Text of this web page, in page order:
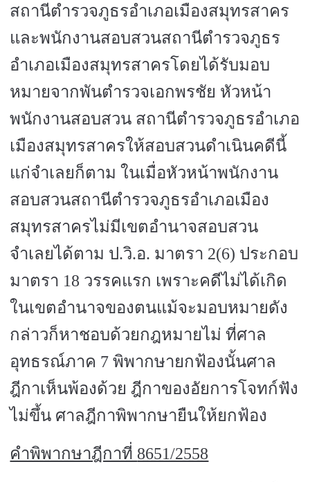
สถานีตำรวจภูธรอำเภอเมืองสมุทรสาคร
และพนักงานสอบสวนสถานีตำรวจภูธร
อำเภอเมืองสมุทรสาครโดยได้รับมอบ
หมายจากพันตำรวจเอกพรชัย หัวหน้า
พนักงานสอบสวน สถานีตำรวจภูธรอำเภอ
เมืองสมุทรสาครให้สอบสวนดำเนินคดีนี้
แก่จำเลยก็ตาม ในเมื่อหัวหน้าพนักงาน
สอบสวนสถานีตำรวจภูธรอำเภอเมือง
สมุทรสาครไม่มีเขตอำนาจสอบสวน
จำเลยได้ตาม ป.วิ.อ. มาตรา 2(6) ประกอบ
มาตรา 18 วรรคแรก เพราะคดีไม่ได้เกิด
ในเขตอำนาจของตนแม้จะมอบหมายดัง
กล่าวก็หาชอบด้วยกฎหมายไม่ ที่ศาล
อุทธรณ์ภาค 7พิพากษายกฟ้องนั้นศาล
ฎีกาเห็นพ้องด้วย ฎีกาของอัยการโจทก์ฟัง
ไม่ขึ้น ศาลฎีกาพิพากษายืนให้ยกฟ้อง
คำพิพากษาฎีกาที่ 8651/2558